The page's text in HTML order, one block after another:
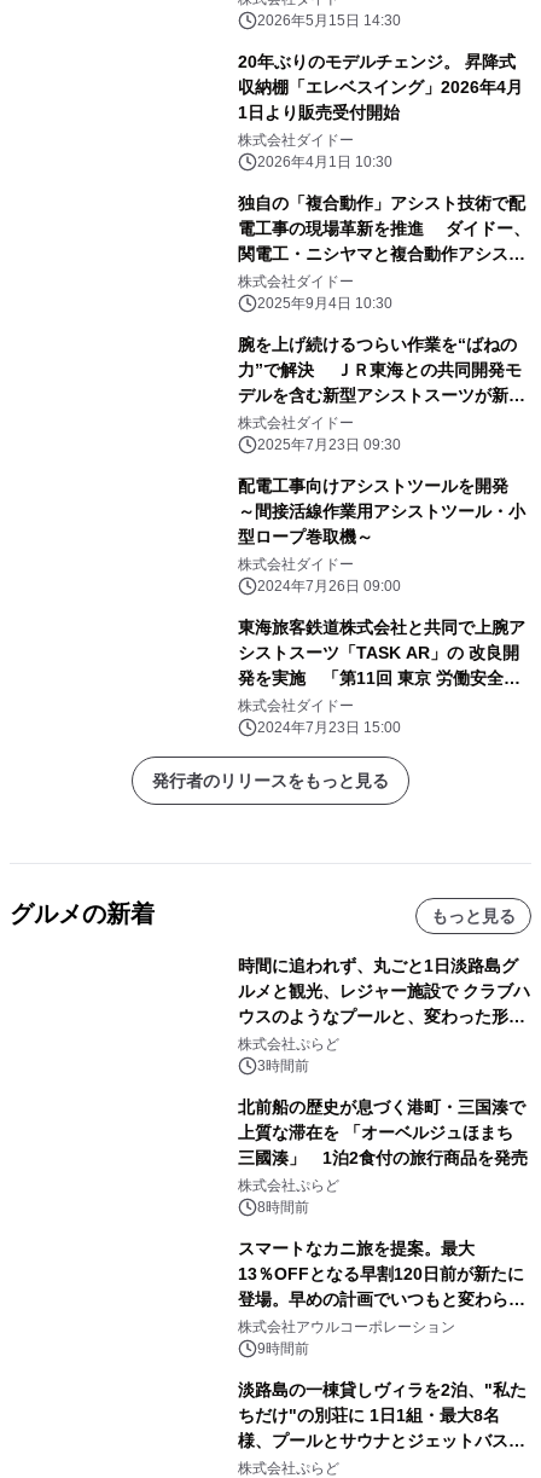
2026年5月15日 14:30
20年ぶりのモデルチェンジ。 昇降式
収納棚「エレベスイング」2026年4月
1日より販売受付開始
株式会社ダイドー
2026年4月1日 10:30
独自の「複合動作」アシスト技術で配
電工事の現場革新を推進 ダイドー、
関電工・ニシヤマと複合動作アシスト
スーツを開発
株式会社ダイドー
2025年9月4日 10:30
腕を上げ続けるつらい作業を“ばねの
力”で解決 ＪＲ東海との共同開発モ
デルを含む新型アシストスーツが新登
場
株式会社ダイドー
2025年7月23日 09:30
配電工事向けアシストツールを開発
～間接活線作業用アシストツール・小
型ロープ巻取機～
株式会社ダイドー
2024年7月26日 09:00
東海旅客鉄道株式会社と共同で上腕ア
シストスーツ「TASK AR」の 改良開
発を実施 「第11回 東京 労働安全衛
生展」にて展示
株式会社ダイドー
2024年7月23日 15:00
発行者のリリースをもっと見る
グルメの新着 もっと見る
時間に追われず、丸ごと1日淡路島グ
ルメと観光、レジャー施設で クラブハ
ウスのようなプールと、変わった形の
サウナも 「THE BOXY AWAJI」のお
得な素泊まり連泊プランで
株式会社ぷらど
3時間前
北前船の歴史が息づく港町・三国湊で
上質な滞在を 「オーベルジュほまち
三國湊」 1泊2食付の旅行商品を発売
株式会社ぷらど
8時間前
スマートなカニ旅を提案。最大
13％OFFとなる早割120日前が新たに
登場。早めの計画でいつもと変わらぬ
大人の冬旅を。ー夕日ヶ浦温泉「佳松
苑 別邸ふうか」ー
株式会社アウルコーポレーション
9時間前
淡路島の一棟貸しヴィラを2泊、"私た
ちだけ"の別荘に 1日1組・最大8名
様、プールとサウナとジェットバス付
きで Villa Mon Temps AWAJIの連泊
株式会社ぷらど